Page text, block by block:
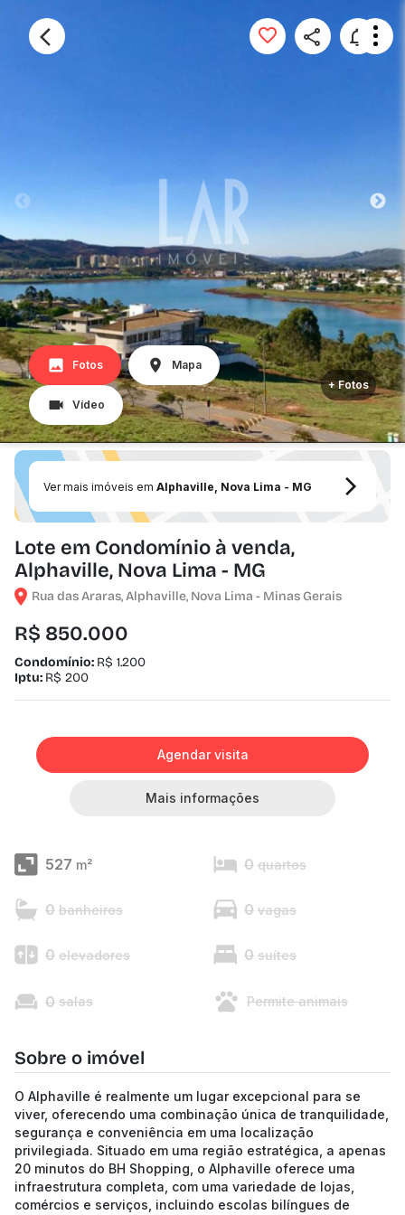
Fotos Mapa
Vídeo
+ Fotos
Ver mais imóveis em Alphaville, Nova Lima - MG
Lote em Condomínio à venda,
Alphaville, Nova Lima - MG
Rua das Araras, Alphaville, Nova Lima - Minas Gerais
R$ 850.000
Condomínio: R$ 1.200
Iptu: R$ 200
Agendar visita
Mais informações
527 m² 0 quartos
0 banheiros 0 vagas
0 elevadores 0 suítes
0 salas Permite animais
Sobre o imóvel
O Alphaville é realmente um lugar excepcional para se
viver, oferecendo uma combinação única de tranquilidade,
segurança e conveniência em uma localização
privilegiada. Situado em uma região estratégica, a apenas
20 minutos do BH Shopping, o Alphaville oferece uma
infraestrutura completa, com uma variedade de lojas,
comércios e serviços, incluindo escolas bilíngues de